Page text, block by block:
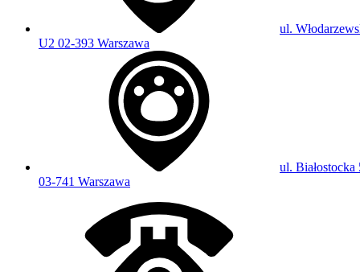
ul.
U2 02-393 Warszawa
ul. Białostocka
03-741 Warszawa